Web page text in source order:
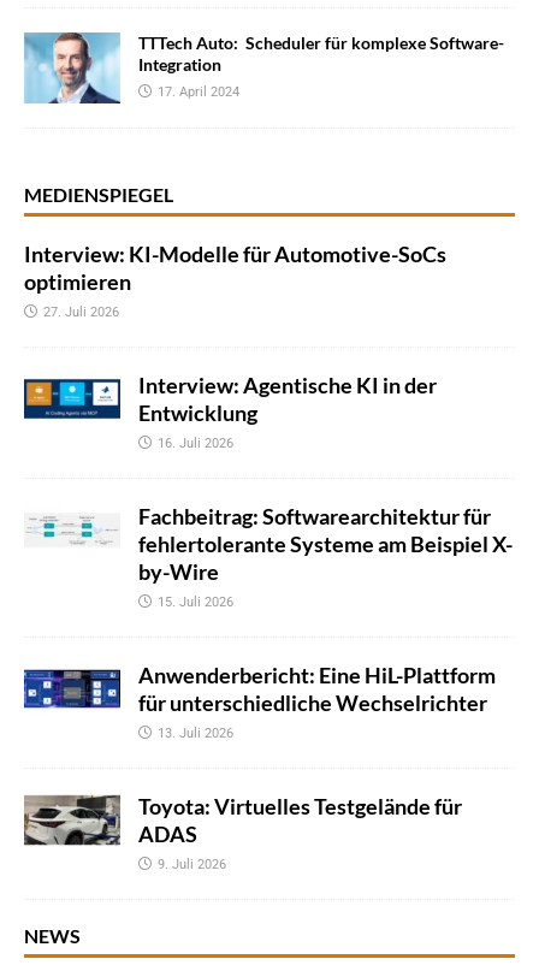
TTTech Auto: Scheduler für komplexe Software-
Integration
17. April 2024
MEDIENSPIEGEL
Interview: KI-Modelle für Automotive-SoCs
optimieren
27. Juli 2026
Interview: Agentische KI in der
Entwicklung
16. Juli 2026
Fachbeitrag: Softwarearchitektur für
fehlertolerante Systeme am Beispiel X-
by-Wire
15. Juli 2026
Anwenderbericht: Eine HiL-Plattform
für unterschiedliche Wechselrichter
13. Juli 2026
Toyota: Virtuelles Testgelände für
ADAS
9. Juli 2026
NEWS